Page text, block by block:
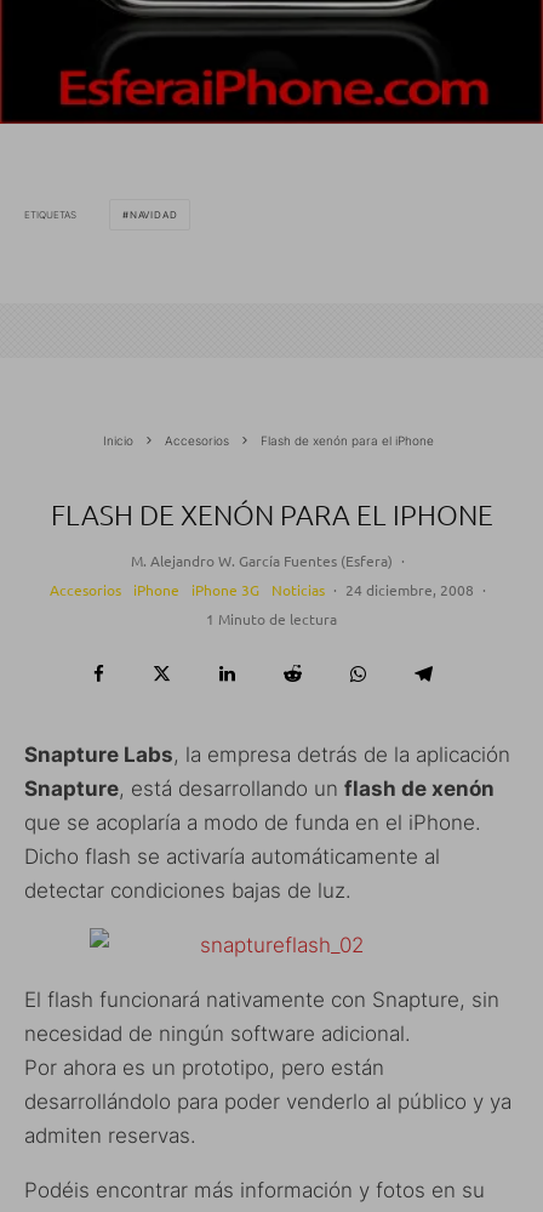
ETIQUETAS NAVIDAD
Inicio Accesorios Flash de xenón para el iPhone
FLASH DE XENÓN PARA EL IPHONE
M. Alejandro W. García Fuentes (Esfera) ·
Accesorios
iPhone iPhone 3G Noticias · 24 diciembre, 2008 ·
1 Minuto de lectura
Snapture Labs, la empresa detrás de la aplicación
Snapture, está desarrollando un flash de xenón
que se acoplaría a modo de funda en el iPhone.
Dicho flash se activaría automáticamente al
detectar condiciones bajas de luz.
El flash funcionará nativamente con Snapture, sin
necesidad de ningún software adicional.
Por ahora es un prototipo, pero están
desarrollándolo para poder venderlo al público y ya
admiten reservas.
Podéis encontrar más información y fotos en su